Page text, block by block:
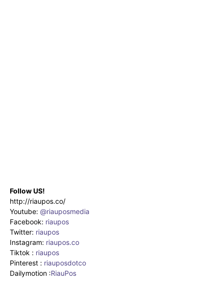
Follow US!
http://riaupos.co/
Youtube: @riauposmedia
Facebook: riaupos
Twitter: riaupos
Instagram: riaupos.co
Tiktok : riaupos
Pinterest : riauposdotco
Dailymotion :RiauPos